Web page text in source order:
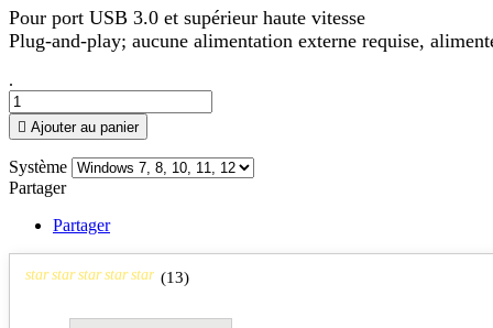
Pour port USB 3.0 et supérieur haute vitesse
Plug-and-play; aucune alimentation externe requise,
.
 Ajouter au panier
Système
Partager
Partager
star star star star star (13)